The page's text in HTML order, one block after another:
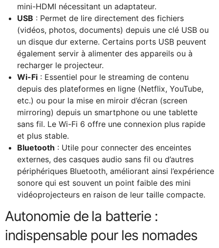
mini-HDMI nécessitant un adaptateur.
USB : Permet de lire directement des fichiers
(vidéos, photos, documents) depuis une clé USB ou
un disque dur externe. Certains ports USB peuvent
également servir à alimenter des appareils ou à
recharger le projecteur.
Wi-Fi : Essentiel pour le streaming de contenu
depuis des plateformes en ligne (Netflix, YouTube,
etc.) ou pour la mise en miroir d’écran (screen
mirroring) depuis un smartphone ou une tablette
sans fil. Le Wi-Fi 6 offre une connexion plus rapide
et plus stable.
Bluetooth : Utile pour connecter des enceintes
externes, des casques audio sans fil ou d’autres
périphériques Bluetooth, améliorant ainsi l’expérience
sonore qui est souvent un point faible des mini
vidéoprojecteurs en raison de leur taille compacte.
Autonomie de la batterie :
indispensable pour les nomades